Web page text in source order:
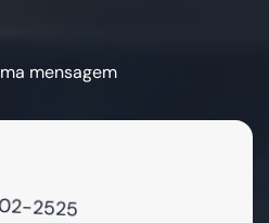
mensagem
2525